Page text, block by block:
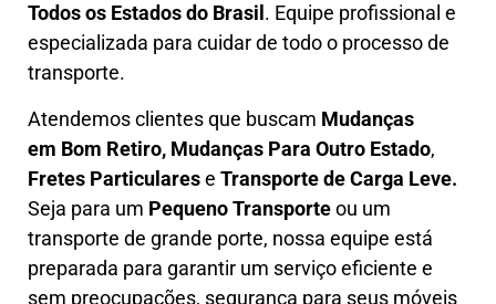
Todos os Estados do Brasil . Equipe profissional e
especializada para cuidar de todo o processo de
transporte.
Atendemos clientes que buscam Mudanças
em Bom Retiro, Mudanças Para Outro Estado,
Fretes Particularese Transportede Carga Leve.
Seja para um Pequeno Transporteou um
transporte de grande porte, nossa equipe está
preparada para garantir um serviço eficiente e
sem preocupações, segurança para seus móveis